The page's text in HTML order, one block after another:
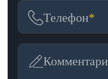
Телефон*